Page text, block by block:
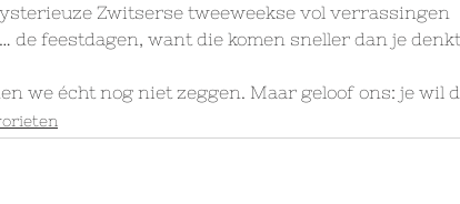
Zwitserse tweeweekse vol verrassingen
de feestdagen, want die komen sneller dan je
we écht nog niet zeggen. Maar geloof ons: je wil